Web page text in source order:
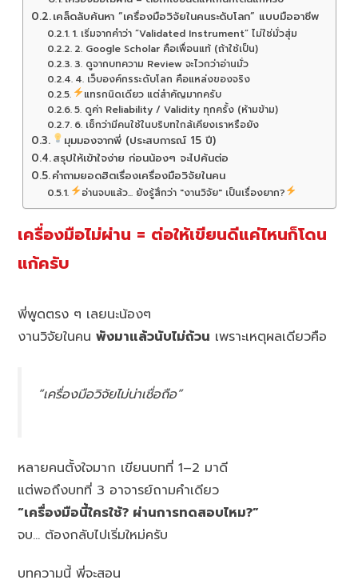
เคล็ดลับค้นหา “เครื่องมือวิจัยในคนระดับโลก” แบบมืออาชีพ
1. เริ่มจากคำว่า “Validated Instrument” ไม่ใช่มั่วสุ่ม
2. Google Scholar คือเพื่อนแท้ (ถ้าใช้เป็น)
3. ดูจากบทความ Review จะไวกว่าอ่านมั่ว
4. เว็บองค์กรระดับโลก คือแหล่งของจริง
แทรกนิดเดียว แต่สำคัญมากครับ
5. ดูค่า Reliability / Validity ทุกครั้ง (ห้ามข้าม)
6. เช็กว่ามีคนใช้ในบริบทใกล้เคียงเราหรือยัง
มุมมองจากพี่ (ประสบการณ์ 15 ปี)
สรุปให้เข้าใจง่าย ก่อนน้องๆ จะไปค้นต่อ
คำถามยอดฮิตเรื่องเครื่องมือวิจัยในคน
อ่านจบแล้ว... ยังรู้สึกว่า "งานวิจัย" เป็นเรื่องยาก?
เครื่องมือไม่ผ่าน = ต่อให้เขียนดีแค่ไหนก็โดน
แก้ครับ
พี่พูดตรง ๆ เลยนะน้องๆ
งานวิจัยในคนพังมาแล้วนับไม่ถ้วน เพราะเหตุผลเดียวคือ
“เครื่องมือวิจัยไม่น่าเชื่อถือ”
หลายคนตั้งใจมาก เขียนบทที่ 1–2 มาดี
แต่พอถึงบทที่ 3 อาจารย์ถามคำเดียว
“เครื่องมือนี้ใครใช้? ผ่านการทดสอบไหม?”
จบ… ต้องกลับไปเริ่มใหม่ครับ
บทความนี้ พี่จะสอน